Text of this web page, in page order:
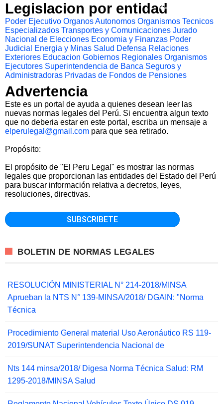
Legislacion por entidad
Poder Ejecutivo Organos Autonomos Organismos Tecnicos
Especializados Transportes y Comunicaciones Jurado
Nacional de Elecciones Economia y Finanzas Poder
Judicial
Energia y Minas Salud Defensa Relaciones
Exteriores Educacion Gobiernos Regionales Organismos
Ejecutores Superintendencia de Banca Seguros y
Administradoras Privadas de Fondos de Pensiones
Advertencia
Este es un portal de ayuda a quienes desean leer las
nuevas normas legales del Perú. Si encuentra algun texto
que no deberia estar en este portal, escriba un mensaje a
elperulegal@gmail.com para que sea retirado.
Propósito:
El propósito de "El Peru Legal" es mostrar las normas
legales que proporcionan las entidades del Estado del Perú
para buscar información relativa a decretos, leyes,
resoluciones, directivas.
BOLETIN DE NORMAS LEGALES
RESOLUCIÓN MINISTERIAL N° 214-2018/MINSA
Aprueban la NTS N° 139-MINSA/2018/ DGAIN: "Norma
Técnica
Procedimiento General material Uso Aeronáutico RS 119-
2019/SUNAT Superintendencia Nacional de
Nts 144 minsa/2018/ Digesa Norma Técnica Salud: RM
1295-2018/MINSA Salud